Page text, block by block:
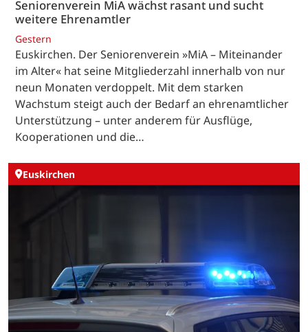
Seniorenverein MiA wächst rasant und sucht
weitere Ehrenamtler
Gestern
Euskirchen. Der Seniorenverein »MiA – Miteinander
im Alter« hat seine Mitgliederzahl innerhalb von nur
neun Monaten verdoppelt. Mit dem starken
Wachstum steigt auch der Bedarf an ehrenamtlicher
Unterstützung – unter anderem für Ausflüge,
Kooperationen und die…
Euskirchen